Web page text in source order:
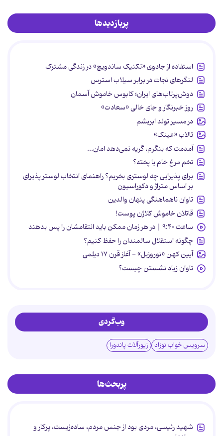
پربازدیدها
استفاده از جادوی «تکنیک ساندویچ» در زندگی مشترک
لنگرهای نجات در برابر سیلاب استرس
دوش‌پرتاب‌های ایران؛ کابوس خاموش آسمان
روز خبرنگار و جای خالی «سعادت»
در مسیر تولد ابریشم
تالاب «عینک»
آمدمت که بنگرم، گریه نمی‌دهد امان...
تخم مرغ خام یا پخته؟
برای پذیرایی چه لوستری بخریم؟ راهنمای انتخاب لوستر پذیرای
بر اساس متراژ و دکوراسیون
تاوان ناهماهنگی پنهان والدین
قاتلان خاموش کلاژن پوست!
ساعت ۹:۴۰ | در هر زمان ممکن باید انتقامشان را پس بدهند
چگونه استقلال سالمندان را حفظ کنیم؟
آیین کهن «نوروزبل» - آغاز قرن ۱۷ دیلمی
تاوان زیاد نشستن چیست؟
وب‌گردی
سرویس خواب نوزاد زیورآلات پاندورا
پربحث‌ها
شهید رئیسی، مردی بود از جنس مردم، ساده‌زیست، پرکار و